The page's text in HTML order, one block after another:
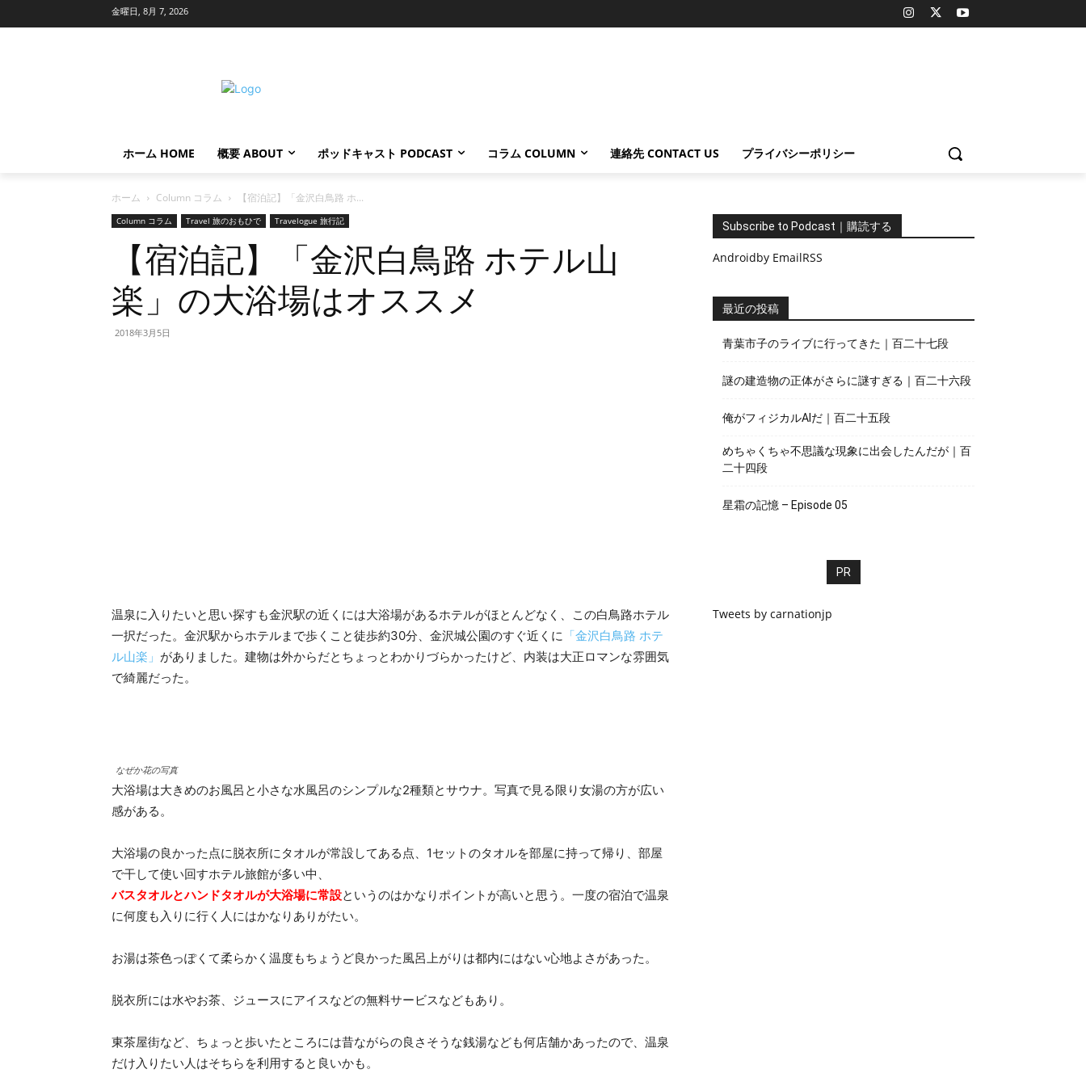
金曜日, 8月 7, 2026
ホーム HOME 概要 ABOUT ポッドキャスト PODCAST コラム COLUMN 連絡先 CONTACT US プライバシーポリシー
ホーム Column コラム 【宿泊記】「金沢白鳥路 ホ...
Column コラム Travel 旅のおもひで Travelogue 旅行記
【宿泊記】「金沢白鳥路 ホテル山
楽」の大浴場はオススメ
2018年3月5日
温泉に入りたいと思い探すも金沢駅の近くには大浴場があるホテルがほとんどなく、この白鳥路ホテル
一択だった。金沢駅からホテルまで歩くこと徒歩約30分、金沢城公園のすぐ近くに 「金沢白鳥路 ホテ
ル山楽」 がありました。建物は外からだとちょっとわかりづらかったけど、内装は大正ロマンな雰囲気
で綺麗だった。
なぜか花の写真
大浴場は大きめのお風呂と小さな水風呂のシンプルな2種類とサウナ。写真で見る限り女湯の方が広い
感がある。
大浴場の良かった点に脱衣所にタオルが常設してある点、1セットのタオルを部屋に持って帰り、部屋
で干して使い回すホテル旅館が多い中、
バスタオルとハンドタオルが大浴場に常設というのはかなりポイントが高いと思う。一度の宿泊で温泉
に何度も入りに行く人にはかなりありがたい。
お湯は茶色っぽくて柔らかく温度もちょうど良かった風呂上がりは都内にはない心地よさがあった。
脱衣所には水やお茶、ジュースにアイスなどの無料サービスなどもあり。
東茶屋街など、ちょっと歩いたところには昔ながらの良さそうな銭湯なども何店舗かあったので、温泉
だけ入りたい人はそちらを利用すると良いかも。
Subscribe to Podcast｜購読する
Androidby EmailRSS
最近の投稿
青葉市子のライブに行ってきた｜百二十七段
謎の建造物の正体がさらに謎すぎる｜百二十六段
俺がフィジカルAIだ｜百二十五段
めちゃくちゃ不思議な現象に出会したんだが｜百
二十四段
星霜の記憶 – Episode 05
PR
Tweets by carnationjp